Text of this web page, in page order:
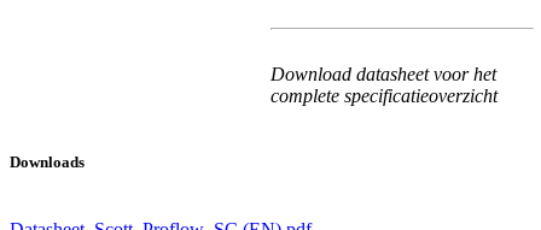
Download datasheet voor het
complete specificatieoverzicht
Downloads